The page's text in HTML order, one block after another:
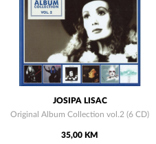
JOSIPA LISAC
Original Album Collection vol.2 (6 CD)
35,00 KM